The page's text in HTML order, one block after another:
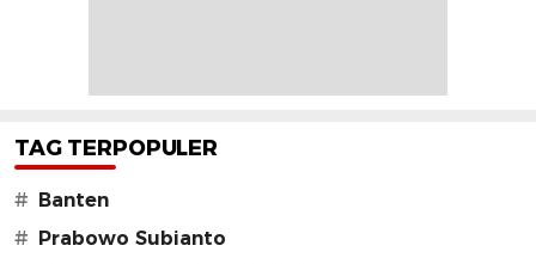
TAG TERPOPULER
# Banten
# Prabowo Subianto